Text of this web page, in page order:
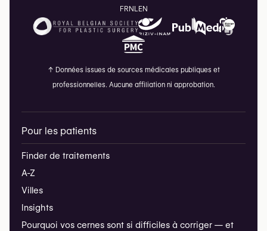
FRNL EN
↑ Données issues de sources médicales publiques et
professionnelles. Aucune affiliation ni approbation.
Pour les patients
Finder de traitements
A-Z
Villes
Insights
Pourquoi vos cernes sont si difficiles à corriger — et